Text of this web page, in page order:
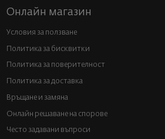
Онлайн магазин
Условия за ползване
Политика за бисквитки
Политика за поверителност
Политика за доставка
Връщане и замяна
Онлайн решаване на спорове
Често задавани въпроси